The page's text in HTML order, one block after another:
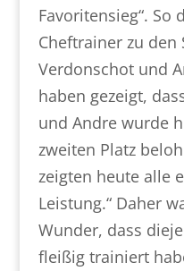
Favoritensieg“. So
Cheftrainer zu den
Verdonschot und
haben gezeigt,
und Andre wurde
zweiten Platz
zeigten heute alle
Leistung.“ Daher
Wunder, dass
fleißig trainiert